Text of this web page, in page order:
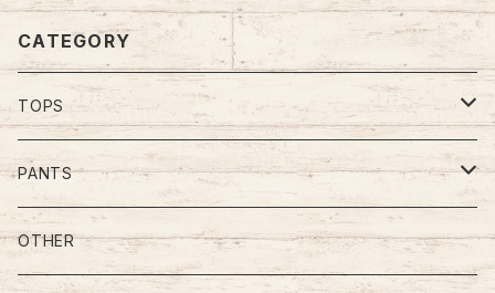
CATEGORY
TOPS
Tee
S/L Tee
Polo Shirt
PANTS
Jeans/Denim
OTHER